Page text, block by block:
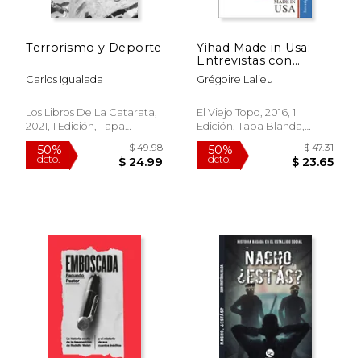
$ 34.22
Terrorismo y Deporte
Carlos Igualada
Los Libros De La Catarata,
2021, 1 Edición, Tapa
Blanda, Nuevo
Yihad Made in Usa:
Entrevistas con
Mohamed Hassan.
Prefacio de Michel
Grégoire Lalieu
El Viejo Topo, 2016, 1
Edición, Tapa Blanda,
Nuevo